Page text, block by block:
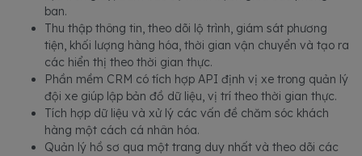
ban.
Thu thập thông tin, theo dõi lộ trình, giám sát phương
tiện, khối lượng hàng hóa, thời gian vận chuyển và tạo ra
các hiển thị theo thời gian thực.
Phần mềm CRM có tích hợp API định vị xe trong quản lý
đội xe giúp lập bản đồ dữ liệu, vị trí theo thời gian thực.
Tích hợp dữ liệu và xử lý các vấn đề chăm sóc khách
hàng một cách cá nhân hóa.
Quản lý hồ sơ qua một trang duy nhất và theo dõi các